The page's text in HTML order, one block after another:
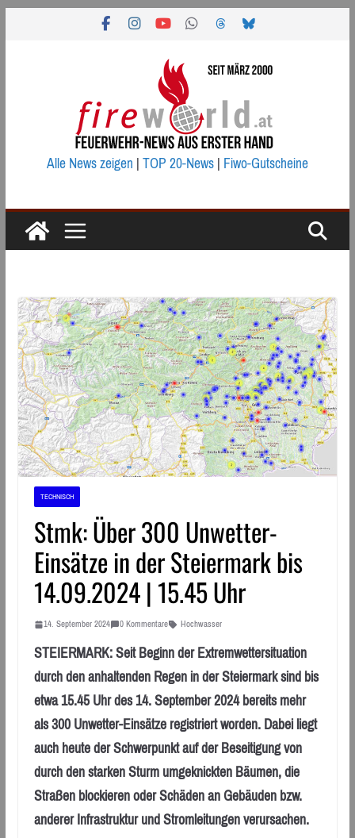
Alle News zeigen|TOP 20-News|Fiwo-Gutscheine
TECHNISCH
Stmk: Über 300 Unwetter-
Einsätze in der Steiermark bis
14.09.2024 | 15.45 Uhr
14. September 2024 0 Kommentare Hochwasser
STEIERMARK: Seit Beginn der Extremwettersituation
durch den anhaltenden Regen in der Steiermark sind bis
etwa 15.45 Uhr des 14. September 2024 bereits mehr
als 300 Unwetter-Einsätze registriert worden. Dabei liegt
auch heute der Schwerpunkt auf der Beseitigung von
durch den starken Sturm umgeknickten Bäumen, die
Straßen blockieren oder Schäden an Gebäuden bzw.
anderer Infrastruktur und Stromleitungen verursachen.